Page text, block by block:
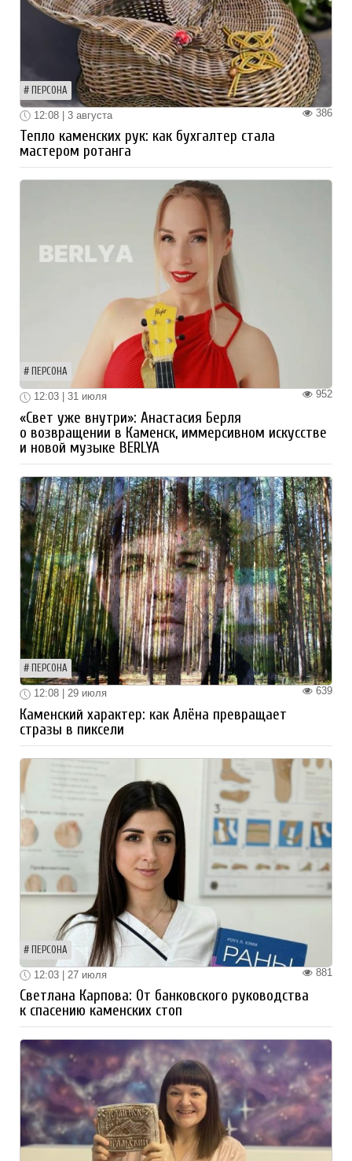
ПЕРСОНА
386
12:08 | 3 августа
Тепло каменских рук: как бухгалтер стала
мастером ротанга
ПЕРСОНА
952
12:03 | 31 июля
«Свет уже внутри»: Анастасия Берля
о возвращении в Каменск, иммерсивном искусстве
и новой музыке BERLYA
ПЕРСОНА
639
12:08 | 29 июля
Каменский характер: как Алёна превращает
стразы в пиксели
ПЕРСОНА
881
12:03 | 27 июля
Светлана Карпова: От банковского руководства
к спасению каменских стоп